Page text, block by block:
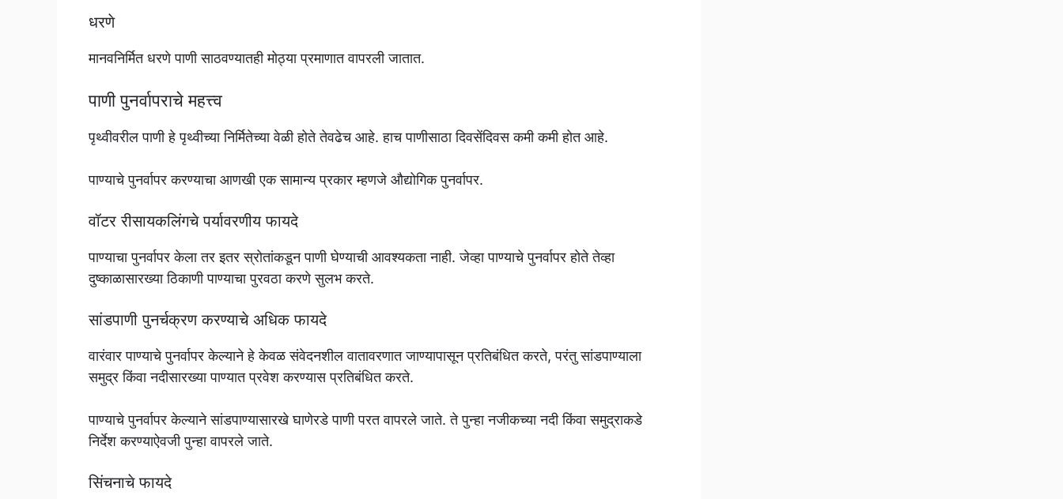
धरणे
मानवनिर्मित धरणे पाणी साठवण्यातही मोठ्या प्रमाणात वापरली जातात.
पाणी पुनर्वापराचे महत्त्व
पृथ्वीवरील पाणी हे पृथ्वीच्या निर्मितेच्या वेळी होते तेवढेच आहे. हाच पाणीसाठा दिवसेंदिवस कमी कमी होत आहे.
पाण्याचे पुनर्वापर करण्याचा आणखी एक सामान्य प्रकार म्हणजे औद्योगिक पुनर्वापर.
वॉटर रीसायकलिंगचे पर्यावरणीय फायदे
पाण्याचा पुनर्वापर केला तर इतर स्रोतांकडून पाणी घेण्याची आवश्यकता नाही. जेव्हा पाण्याचे पुनर्वापर होते तेव्हा
दुष्काळासारख्या ठिकाणी पाण्याचा पुरवठा करणे सुलभ करते.
सांडपाणी पुनर्चक्रण करण्याचे अधिक फायदे
वारंवार पाण्याचे पुनर्वापर केल्याने हे केवळ संवेदनशील वातावरणात जाण्यापासून प्रतिबंधित करते, परंतु सांडपाण्याला
समुद्र किंवा नदीसारख्या पाण्यात प्रवेश करण्यास प्रतिबंधित करते.
पाण्याचे पुनर्वापर केल्याने सांडपाण्यासारखे घाणेरडे पाणी परत वापरले जाते. ते पुन्हा नजीकच्या नदी किंवा समुद्राकडे
निर्देश करण्याऐवजी पुन्हा वापरले जाते.
सिंचनाचे फायदे